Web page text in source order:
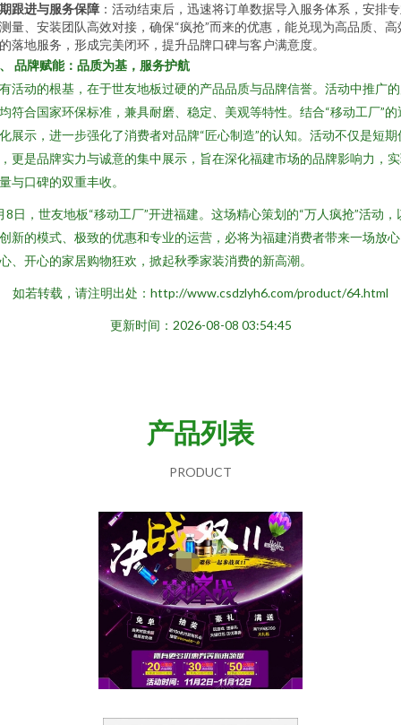
跟进与服务保障 ：活动结束后，迅速将订单数据导入服务体系，安排
量、安装团队高效对接，确保“疯抢”而来的优惠，能兑现为高品质、高
落地服务，形成完美闭环，提升品牌口碑与客户满意度。
品牌赋能：品质为基，服务护航
活动的根基，在于世友地板过硬的产品品质与品牌信誉。活动中推广
符合国家环保标准，兼具耐磨、稳定、美观等特性。结合“移动工厂”的
展示，进一步强化了消费者对品牌“匠心制造”的认知。活动不仅是短期
更是品牌实力与诚意的集中展示，旨在深化福建市场的品牌影响力，
与口碑的双重丰收。
8日，世友地板“移动工厂”开进福建。这场精心策划的“万人疯抢”活动，
新的模式、极致的优惠和专业的运营，必将为福建消费者带来一场放
、开心的家居购物狂欢，掀起秋季家装消费的新高潮。
如若转载，请注明出处：http://www.csdzlyh6.com/product/64.html
更新时间：2026-08-08 03:54:45
产品列表
PRODUCT